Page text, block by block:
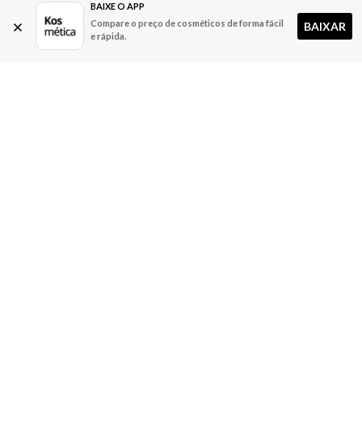
BAIXE O APP
Compare o preço de cosméticos de forma fácil
e rápida.
BAIXAR